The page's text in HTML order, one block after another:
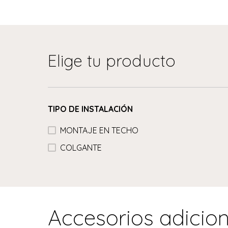
Elige tu producto
TIPO DE INSTALACIÓN
MONTAJE EN TECHO
COLGANTE
Accesorios